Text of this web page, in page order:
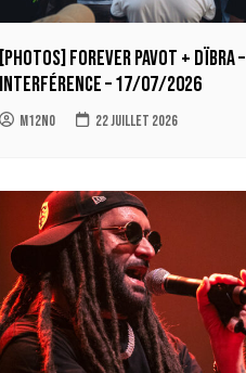
[Photos] Forever Pavot + Dïbra –
Interférence – 17/07/2026
m12no 22 juillet 2026